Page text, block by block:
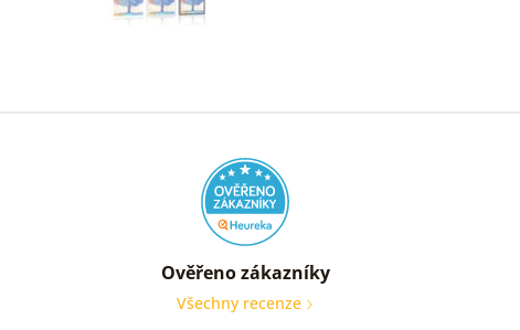
Ověřeno zákazníky
Všechny recenze